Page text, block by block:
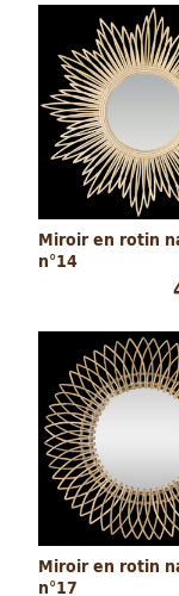
Miroir en rotin
n°14
Miroir en rotin
n°17